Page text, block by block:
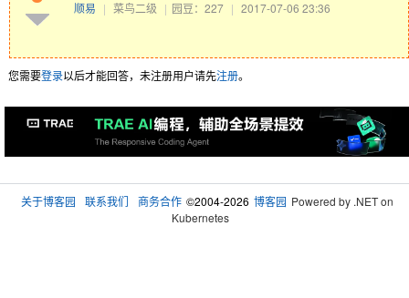
顺易 | 菜鸟二级 | 园豆：227 | 2017-07-06 23:36
您需要登录以后才能回答，未注册用户请先注册。
关于博客园 联系我们 商务合作 ©2004-2026 博客园 Powered by .NET on
Kubernetes